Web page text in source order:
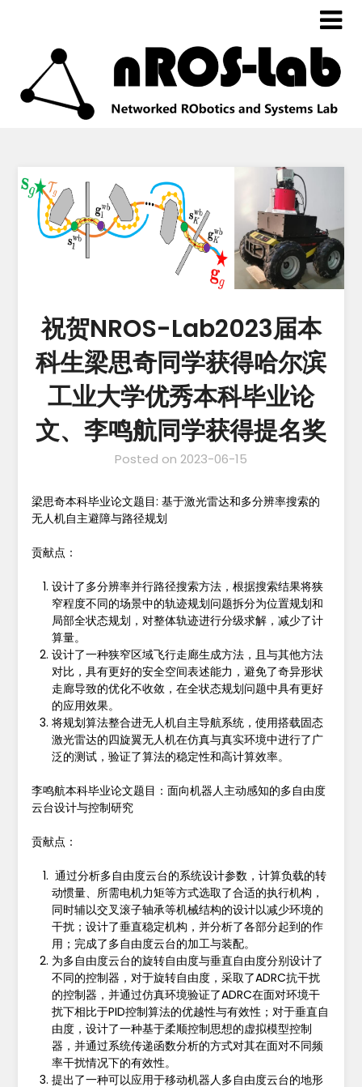
祝贺NROS-Lab2023届本
科生梁思奇同学获得哈尔滨
工业大学优秀本科毕业论
文、李鸣航同学获得提名奖
Posted on 2023-06-15
梁思奇本科毕业论文题目: 基于激光雷达和多分辨率搜索的
无人机自主避障与路径规划
贡献点：
设计了多分辨率并行路径搜索方法，根据搜索结果将狭
窄程度不同的场景中的轨迹规划问题拆分为位置规划和
局部全状态规划，对整体轨迹进行分级求解，减少了计
算量。
设计了一种狭窄区域飞行走廊生成方法，且与其他方法
对比，具有更好的安全空间表述能力，避免了奇异形状
走廊导致的优化不收敛，在全状态规划问题中具有更好
的应用效果。
将规划算法整合进无人机自主导航系统，使用搭载固态
激光雷达的四旋翼无人机在仿真与真实环境中进行了广
泛的测试，验证了算法的稳定性和高计算效率。
李鸣航本科毕业论文题目：面向机器人主动感知的多自由度
云台设计与控制研究
贡献点：
通过分析多自由度云台的系统设计参数，计算负载的转
动惯量、所需电机力矩等方式选取了合适的执行机构，
同时辅以交叉滚子轴承等机械结构的设计以减少环境的
干扰；设计了垂直稳定机构，并分析了各部分起到的作
用；完成了多自由度云台的加工与装配。
为多自由度云台的旋转自由度与垂直自由度分别设计了
不同的控制器，对于旋转自由度，采取了ADRC抗干扰
的控制器，并通过仿真环境验证了ADRC在面对环境干
扰下相比于PID控制算法的优越性与有效性；对于垂直自
由度，设计了一种基于柔顺控制思想的虚拟模型控制
器，并通过系统传递函数分析的方式对其在面对不同频
率干扰情况下的有效性。
提出了一种可以应用于移动机器人多自由度云台的地形